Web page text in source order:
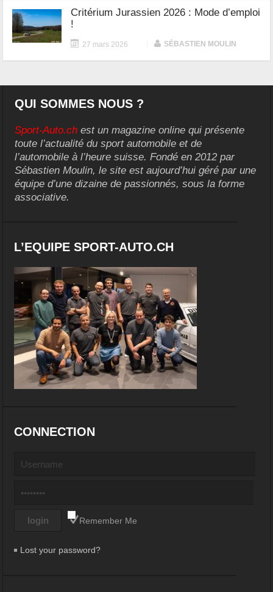
Critérium Jurassien 2026 : Mode d’emploi
!
27 mars 2026 SÉBASTIEN MOULIN
QUI SOMMES NOUS ?
Sport-Auto.ch est un magazine online qui présente
toute l’actualité du sport automobile et de
l’automobile à l’heure suisse. Fondé en 2012 par
Sébastien Moulin, le site est aujourd’hui géré par une
équipe d’une dizaine de passionnés, sous la forme
associative.
L’EQUIPE SPORT-AUTO.CH
CONNECTION
Remember Me
Lost your password?